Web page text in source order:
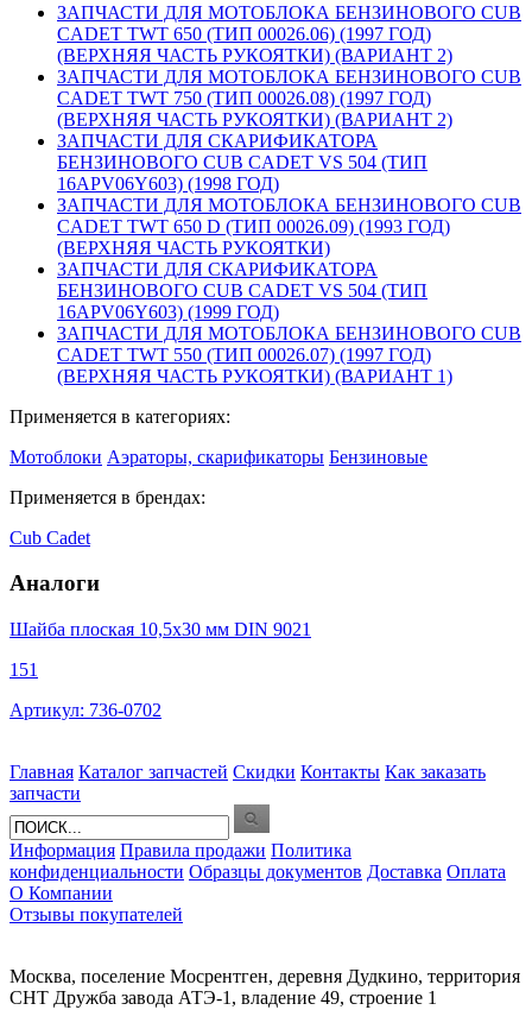
ЗАПЧАСТИ ДЛЯ МОТОБЛОКА БЕНЗИНОВОГО CUB
CADET TWT 650 (ТИП 00026.06) (1997 ГОД)
(ВЕРХНЯЯ ЧАСТЬ РУКОЯТКИ) (ВАРИАНТ 2)
ЗАПЧАСТИ ДЛЯ МОТОБЛОКА БЕНЗИНОВОГО CUB
CADET TWT 750 (ТИП 00026.08) (1997 ГОД)
(ВЕРХНЯЯ ЧАСТЬ РУКОЯТКИ) (ВАРИАНТ 2)
ЗАПЧАСТИ ДЛЯ СКАРИФИКАТОРА
БЕНЗИНОВОГО CUB CADET VS 504 (ТИП
16APV06Y603) (1998 ГОД)
ЗАПЧАСТИ ДЛЯ МОТОБЛОКА БЕНЗИНОВОГО CUB
CADET TWT 650 D (ТИП 00026.09) (1993 ГОД)
(ВЕРХНЯЯ ЧАСТЬ РУКОЯТКИ)
ЗАПЧАСТИ ДЛЯ СКАРИФИКАТОРА
БЕНЗИНОВОГО CUB CADET VS 504 (ТИП
16APV06Y603) (1999 ГОД)
ЗАПЧАСТИ ДЛЯ МОТОБЛОКА БЕНЗИНОВОГО CUB
CADET TWT 550 (ТИП 00026.07) (1997 ГОД)
(ВЕРХНЯЯ ЧАСТЬ РУКОЯТКИ) (ВАРИАНТ 1)
Применяется в категориях:
Мотоблоки Аэраторы, скарификаторы Бензиновые
Применяется в брендах:
Cub Cadet
Аналоги
Шайба плоская 10,5х30 мм DIN 9021
151
Артикул: 736-0702
Главная Каталог запчастей Скидки Контакты Как заказать
запчасти
Информация Правила продажи Политика
конфиденциальности Образцы документов Доставка Оплата
О Компании
Отзывы покупателей
Москва, поселение Мосрентген, деревня Дудкино, территория
СНТ Дружба завода АТЭ-1, владение 49, строение 1